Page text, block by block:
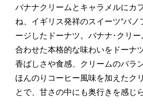
バナナクリームとキャラメルにカ
ね、イギリス発祥のスイーツ”バノ
ージしたドーナツ。バナナ･クリ
合わせた本格的な味わいをドーナ
香ばしさや食感、クリームのバラ
ほんのりコーヒー風味を加えたク
とで、甘さの中にも奥行きを感じら